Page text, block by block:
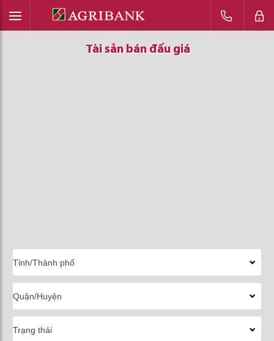
Tài sản bán đấu giá
Tài sản bán đấu giá
Tài sản bán đấu giá